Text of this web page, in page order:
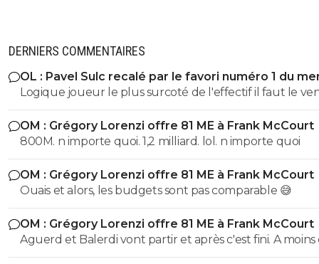
DERNIERS COMMENTAIRES
OL : Pavel Sulc recalé par le favori numéro 1 du
Logique joueur le plus surcoté de l'effectif il faut le
absolument il vaudra plus rien l'année prochaine
OM : Grégory Lorenzi offre 81 ME à Frank McCourt
800M. n importe quoi. 1,2 milliard. lol. n importe quoi
OM : Grégory Lorenzi offre 81 ME à Frank McCourt
Ouais et alors, les budgets sont pas comparable 😅
OM : Grégory Lorenzi offre 81 ME à Frank McCourt
Aguerd et Balerdi vont partir et après c'est fini. A moins d'une
offre irrefusable. Avec ça on va arriver a a peu près a